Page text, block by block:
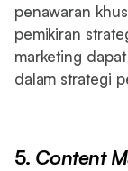
penawaran
pemikiran
marketing
dalam strategi
5. Content